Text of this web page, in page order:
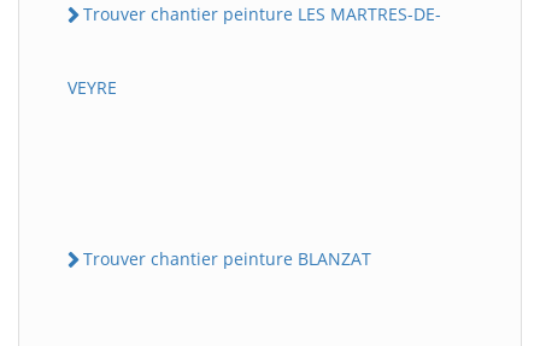
Trouver chantier peinture LES MARTRES-DE-
VEYRE
Trouver chantier peinture BLANZAT